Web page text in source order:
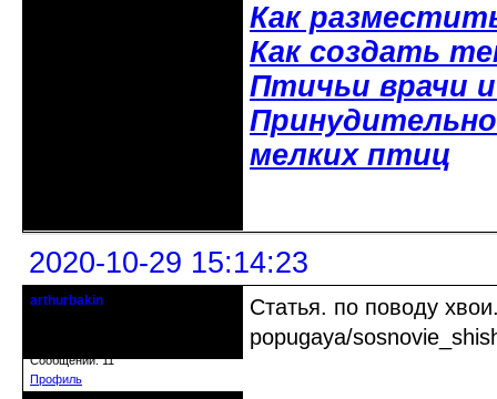
Как
Как создать
Птичьи врачи
мелких птиц
2020-10-29 15:14:23
arthurbakin
Сообщений: 11
Профиль
Статья. по поводу
popugaya/